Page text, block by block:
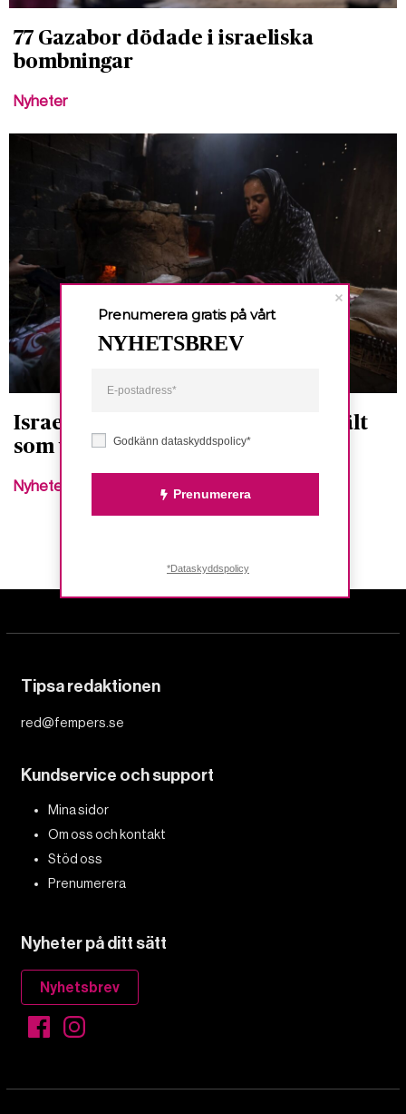
77 Gazabor dödade i israeliska
bombningar
Nyheter
Israel anklagas för att använda svält
som vapen i Gaza
Nyheter
Tipsa redaktionen
red@fempers.se
Kundservice och support
Mina sidor
Om oss och kontakt
Stöd oss
Prenumerera
Nyheter på ditt sätt
Nyhetsbrev
Godkänn dataskyddspolicy*
Prenumerera
Prenumerera gratis på vårt
NYHETSBREV
*Dataskyddspolicy